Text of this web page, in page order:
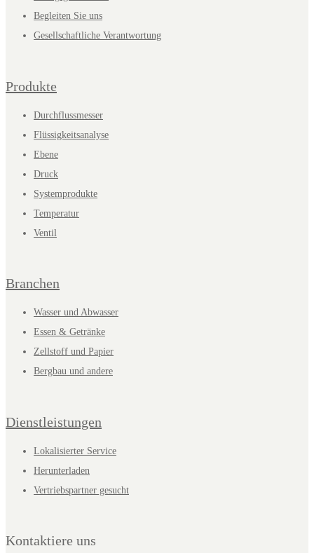
Begleiten Sie uns
Gesellschaftliche Verantwortung
Produkte
Durchflussmesser
Flüssigkeitsanalyse
Ebene
Druck
Systemprodukte
Temperatur
Ventil
Branchen
Wasser und Abwasser
Essen & Getränke
Zellstoff und Papier
Bergbau und andere
Dienstleistungen
Lokalisierter Service
Herunterladen
Vertriebspartner gesucht
Kontaktiere uns